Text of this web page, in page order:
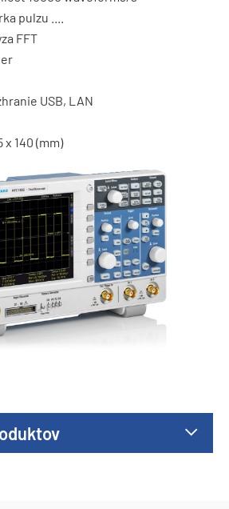
pulzu ....
FFT
USB, LAN
x 140 (mm)